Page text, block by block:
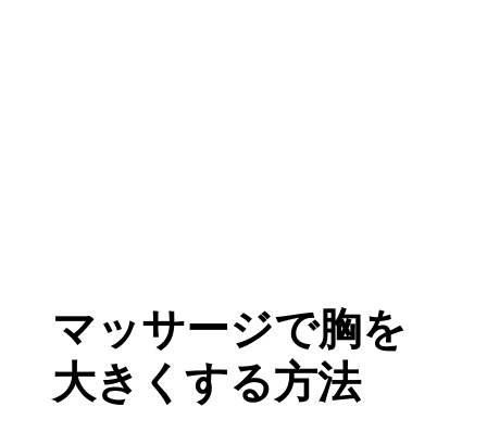
マッサージで胸を
大きくする方法